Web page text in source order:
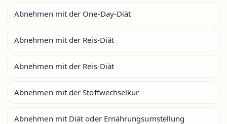
Abnehmen mit der One-Day-Diät
Abnehmen mit der Reis-Diät
Abnehmen mit der Reis-Diät
Abnehmen mit der Stoffwechselkur
Abnehmen mit Diät oder Ernährungsumstellung